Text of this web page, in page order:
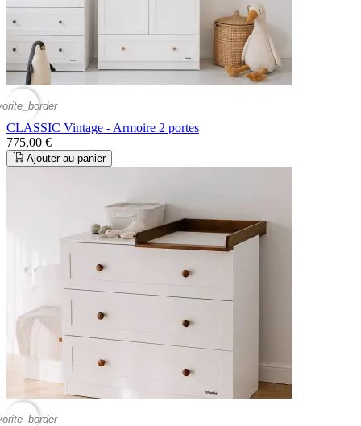
CLASSIC Vintage - Armoire 2 portes
775,00 €
Ajouter au panier